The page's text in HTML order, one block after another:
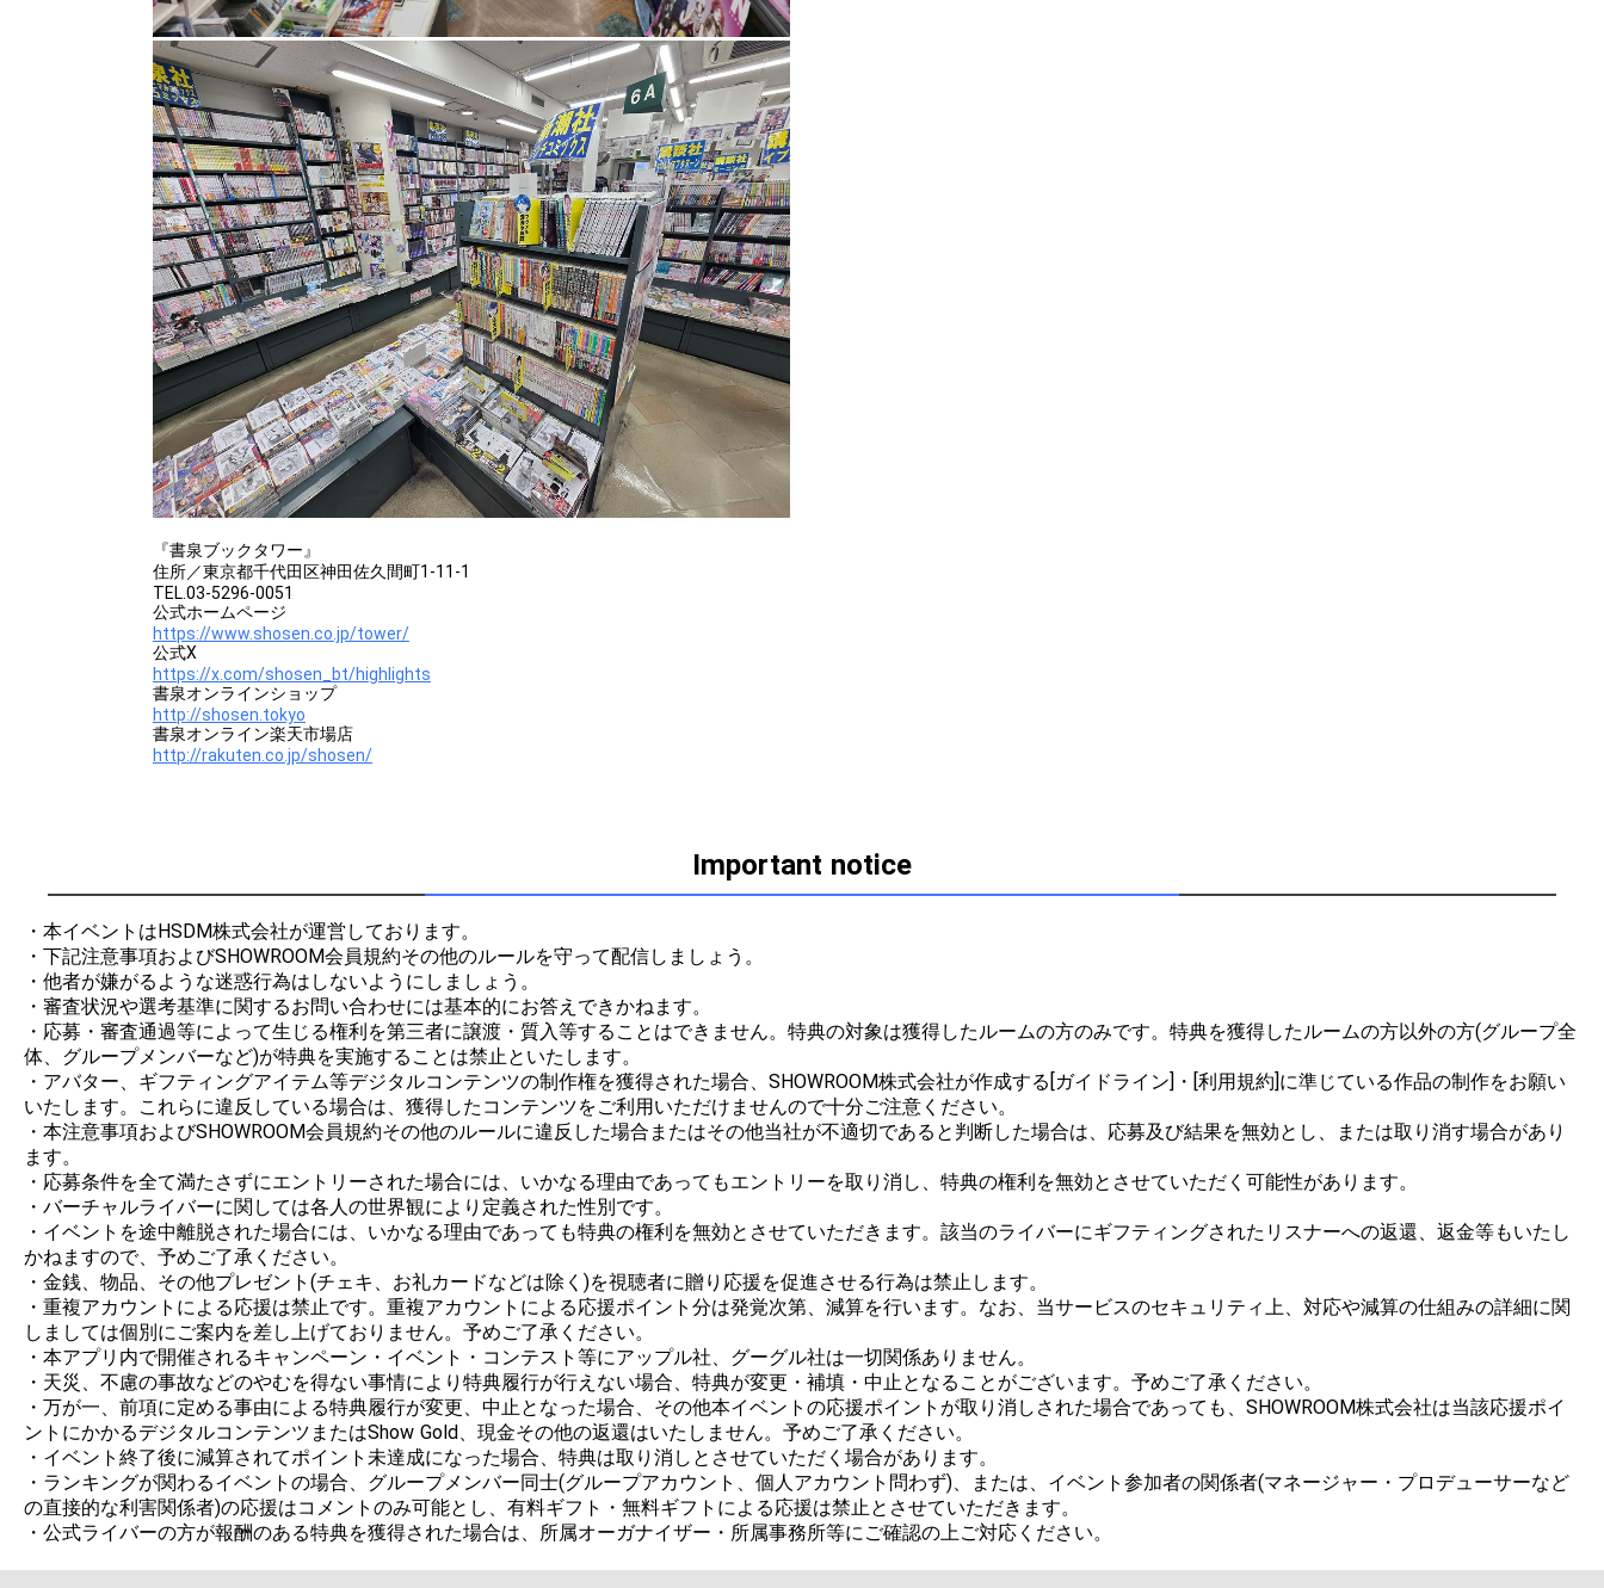
『書泉ブックタワー』
住所／東京都千代田区神田佐久間町1-11-1
TEL.03-5296-0051
公式ホームページ
https://www.shosen.co.jp/tower/
公式X
https://x.com/shosen_bt/highlights
書泉オンラインショップ
http://shosen.tokyo
書泉オンライン楽天市場店
http://rakuten.co.jp/shosen/
Important notice
・本イベントはHSDM株式会社が運営しております。
・下記注意事項およびSHOWROOM会員規約その他のルールを守って配信しましょう。
・他者が嫌がるような迷惑行為はしないようにしましょう。
・審査状況や選考基準に関するお問い合わせには基本的にお答えできかねます。
・応募・審査通過等によって生じる権利を第三者に譲渡・質入等することはできません。特典の対象は獲得したルームの方のみです。特典を獲得したルームの方以外の方(グループ全
体、グループメンバーなど)が特典を実施することは禁止といたします。
・アバター、ギフティングアイテム等デジタルコンテンツの制作権を獲得された場合、SHOWROOM株式会社が作成する[ガイドライン]・[利用規約]に準じている作品の制作をお願い
いたします。これらに違反している場合は、獲得したコンテンツをご利用いただけませんので十分ご注意ください。
・本注意事項およびSHOWROOM会員規約その他のルールに違反した場合またはその他当社が不適切であると判断した場合は、応募及び結果を無効とし、または取り消す場合があり
ます。
・応募条件を全て満たさずにエントリーされた場合には、いかなる理由であってもエントリーを取り消し、特典の権利を無効とさせていただく可能性があります。
・バーチャルライバーに関しては各人の世界観により定義された性別です。
・イベントを途中離脱された場合には、いかなる理由であっても特典の権利を無効とさせていただきます。該当のライバーにギフティングされたリスナーへの返還、返金等もいたし
かねますので、予めご了承ください。
・金銭、物品、その他プレゼント(チェキ、お礼カードなどは除く)を視聴者に贈り応援を促進させる行為は禁止します。
・重複アカウントによる応援は禁止です。重複アカウントによる応援ポイント分は発覚次第、減算を行います。なお、当サービスのセキュリティ上、対応や減算の仕組みの詳細に関
しましては個別にご案内を差し上げておりません。予めご了承ください。
・本アプリ内で開催されるキャンペーン・イベント・コンテスト等にアップル社、グーグル社は一切関係ありません。
・天災、不慮の事故などのやむを得ない事情により特典履行が行えない場合、特典が変更・補填・中止となることがございます。予めご了承ください。
・万が一、前項に定める事由による特典履行が変更、中止となった場合、その他本イベントの応援ポイントが取り消しされた場合であっても、SHOWROOM株式会社は当該応援ポイ
ントにかかるデジタルコンテンツまたはShow Gold、現金その他の返還はいたしません。予めご了承ください。
・イベント終了後に減算されてポイント未達成になった場合、特典は取り消しとさせていただく場合があります。
・ランキングが関わるイベントの場合、グループメンバー同士(グループアカウント、個人アカウント問わず)、または、イベント参加者の関係者(マネージャー・プロデューサーなど
の直接的な利害関係者)の応援はコメントのみ可能とし、有料ギフト・無料ギフトによる応援は禁止とさせていただきます。